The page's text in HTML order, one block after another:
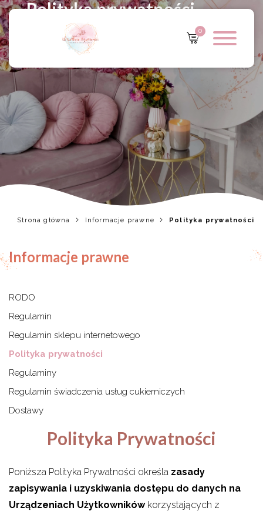
0
Polityka prywatności
Strona główna Informacje prawne Polityka prywatności
Informacje prawne
RODO
Regulamin
Regulamin sklepu internetowego
Polityka prywatności
Regulaminy
Regulamin świadczenia usług cukierniczych
Dostawy
Polityka Prywatności
Poniższa Polityka Prywatności określa zasady
zapisywania i uzyskiwania dostępu do danych na
Urządzeniach Użytkownikówkorzystających z